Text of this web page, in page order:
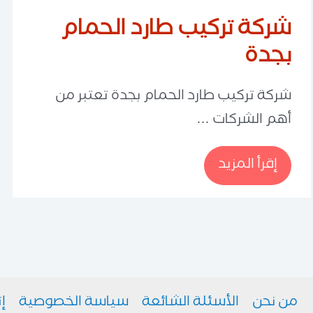
شركة تركيب طارد الحمام
بجدة
شركة تركيب طارد الحمام بجدة تعتبر من
أهم الشركات …
شركة
تركيب
طارد
إقرأ المزيد
من نحن الأسئلة الشائعة سياسة الخصوصية